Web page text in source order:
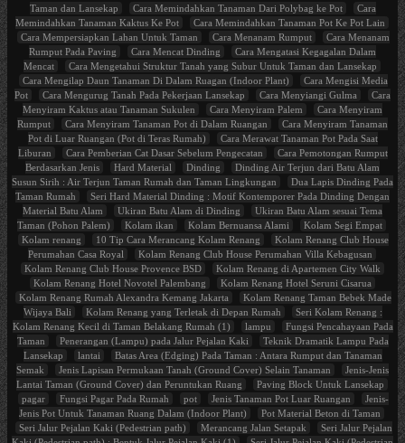
Taman dan Lansekap
Cara Memindahkan Tanaman Dari Polybag ke Pot
Cara
Memindahkan Tanaman Kaktus Ke Pot
Cara Memindahkan Tanaman Pot Ke Pot Lain
Cara Mempersiapkan Lahan Untuk Taman
Cara Menanam Rumput
Cara Menanam
Rumput Pada Paving
Cara Mencat Dinding
Cara Mengatasi Kegagalan Dalam
Mencat
Cara Mengetahui Struktur Tanah yang Subur Untuk Taman dan Lansekap
Cara Mengilap Daun Tanaman Di Dalam Ruagan (Indoor Plant)
Cara Mengisi Media
Pot
Cara Mengurug Tanah Pada Pekerjaan Lansekap Cara Menyiangi Gulma
Cara
Menyiram Kaktus atau Tanaman Sukulen
Cara Menyiram Palem
Cara Menyiram
Rumput
Cara Menyiram Tanaman Pot di Dalam Ruangan
Cara Menyiram Tanaman
Pot di Luar Ruangan (Pot di Teras Rumah)
Cara Merawat Tanaman Pot Pada Saat
Liburan
Cara Pemberian Cat Dasar Sebelum Pengecatan
Cara Pemotongan Rumput
Berdasarkan Jenis
Hard Material Dinding
Dinding Air Terjun dari Batu Alam
Susun Sirih : Air Terjun Taman Rumah dan Taman Lingkungan
Dua Lapis Dinding Pada
Taman Rumah
Seri Hard Material Dinding : Motif Kontemporer Pada Dinding Dengan
Material Batu Alam
Ukiran Batu Alam di Dinding
Ukiran Batu Alam sesuai Tema
Taman (Pohon Palem)
Kolam ikan Kolam Bernuansa Alami
Kolam Segi Empat
Kolam renang
10 Tip Cara Merancang Kolam Renang
Kolam Renang Club House
Perumahan Casa Royal
Kolam Renang Club House Perumahan Villa Kebagusan
Kolam Renang Club House Provence BSD
Kolam Renang di Apartemen City Walk
Kolam Renang Hotel Novotel Palembang
Kolam Renang Hotel Seruni Cisarua
Kolam Renang Rumah Alexandra Kemang Jakarta
Kolam Renang Taman Bebek Made
Wijaya Bali
Kolam Renang yang Terletak di Depan Rumah
Seri Kolam Renang :
Kolam Renang Kecil di Taman Belakang Rumah (1)
lampu
Fungsi Pencahayaan Pada
Taman
Penerangan (Lampu) pada Jalur Pejalan Kaki
Teknik Dramatik Lampu Pada
Lansekap
lantai
Batas Area (Edging) Pada Taman : Antara Rumput dan Tanaman
Semak
Jenis Lapisan Permukaan Tanah (Ground Cover) Selain Tanaman
Jenis-Jenis
Lantai Taman (Ground Cover) dan Peruntukan Ruang
Paving Block Untuk Lansekap
pagar
Fungsi Pagar Pada Rumah pot Jenis Tanaman Pot Luar Ruangan
Jenis-
Jenis Pot Untuk Tanaman Ruang Dalam (Indoor Plant)
Pot Material Beton di Taman
Seri Jalur Pejalan Kaki (Pedestrian path)
Merancang Jalan Setapak
Seri Jalur Pejalan